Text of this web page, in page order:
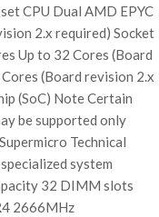
CPU Dual AMD EPYC
2.x required) Socket
Up to 32 Cores (Board
(Board revision 2.x
(SoC) Note Certain
be supported only
Technical
system
32 DIMM slots
2666MHz